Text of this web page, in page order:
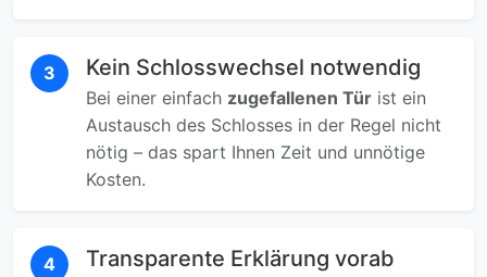
3 Kein Schlosswechsel notwendig
Bei einer einfach zugefallenen Tür ist ein
Austausch des Schlosses in der Regel nicht
nötig – das spart Ihnen Zeit und unnötige
Kosten.
4 Transparente Erklärung vorab